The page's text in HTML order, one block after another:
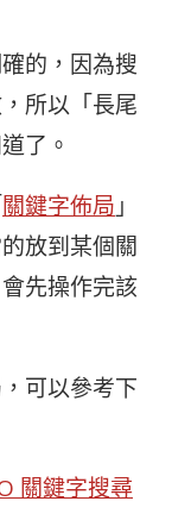
的，因為搜
所以「長尾
了。
關鍵字佈局」
放到某個關
先操作完該
可以參考下
關鍵字搜尋